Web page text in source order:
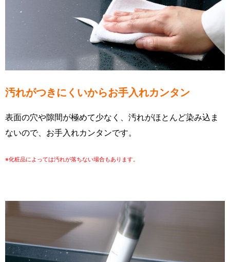
汚れがつきにくいからお手入れカンタン
表面の穴や隙間が極めて少なく、汚れがほとんど染み込ま
ないので、お手入れカンタンです。
※化粧品によっては汚れが落ちない場合もあります。